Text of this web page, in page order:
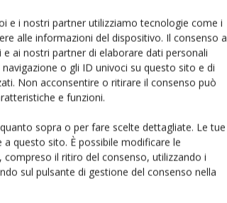
e i nostri partner utilizziamo tecnologie come i
alle informazioni del dispositivo. Il consenso a
ai nostri partner di elaborare dati personali
o gli ID univoci su questo sito e di
Non acconsentire o ritirare il consenso può
e funzioni.
sopra o per fare scelte dettagliate. Le tue
questo sito. È possibile modificare le
il ritiro del consenso, utilizzando i
sul pulsante di gestione del consenso nella
la leadership del
perché hanno
è a Spagna e Italia. Nel
di come qualità e
tradizionali, +0,43
tradizionali e cinque nuove